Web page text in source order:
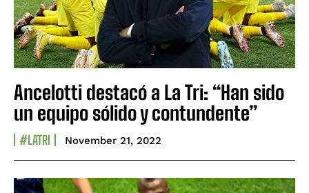
Ancelotti destacó a La Tri: “Han sido
un equipo sólido y contundente”
#LATRI November 21, 2022